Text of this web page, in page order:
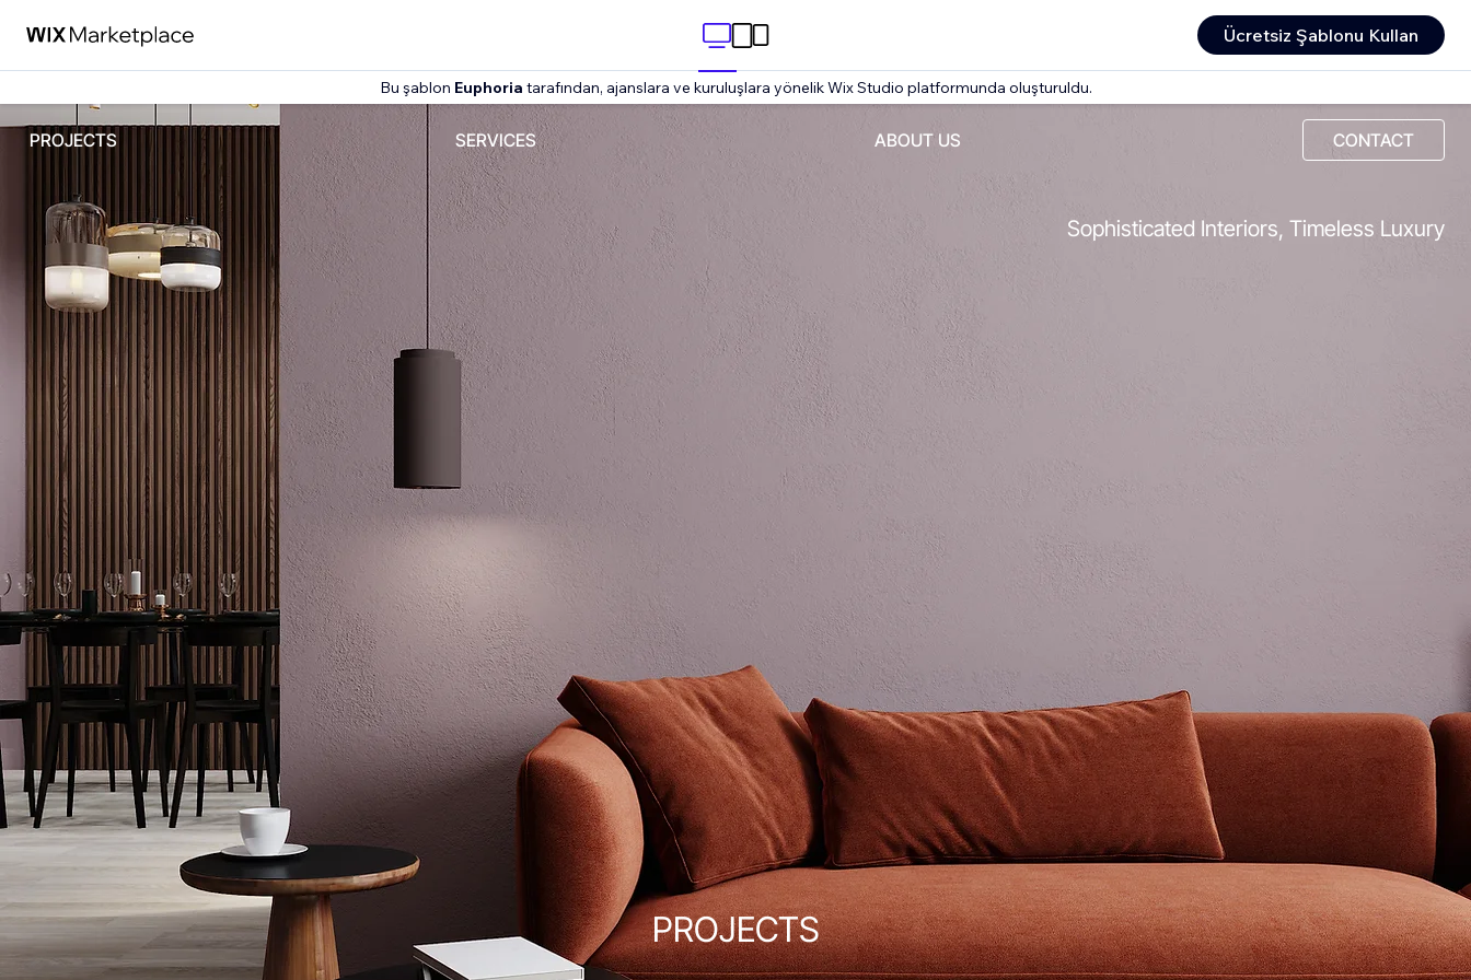
Ücretsiz Şablonu Kullan
Bu şablon Euphoria tarafından, ajanslara ve kuruluşlara yönelik Wix Studio platformunda oluşturuldu.